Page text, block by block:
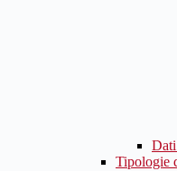
Tipologie